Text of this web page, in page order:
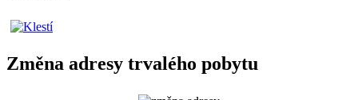
Změna adresy trvalého pobytu